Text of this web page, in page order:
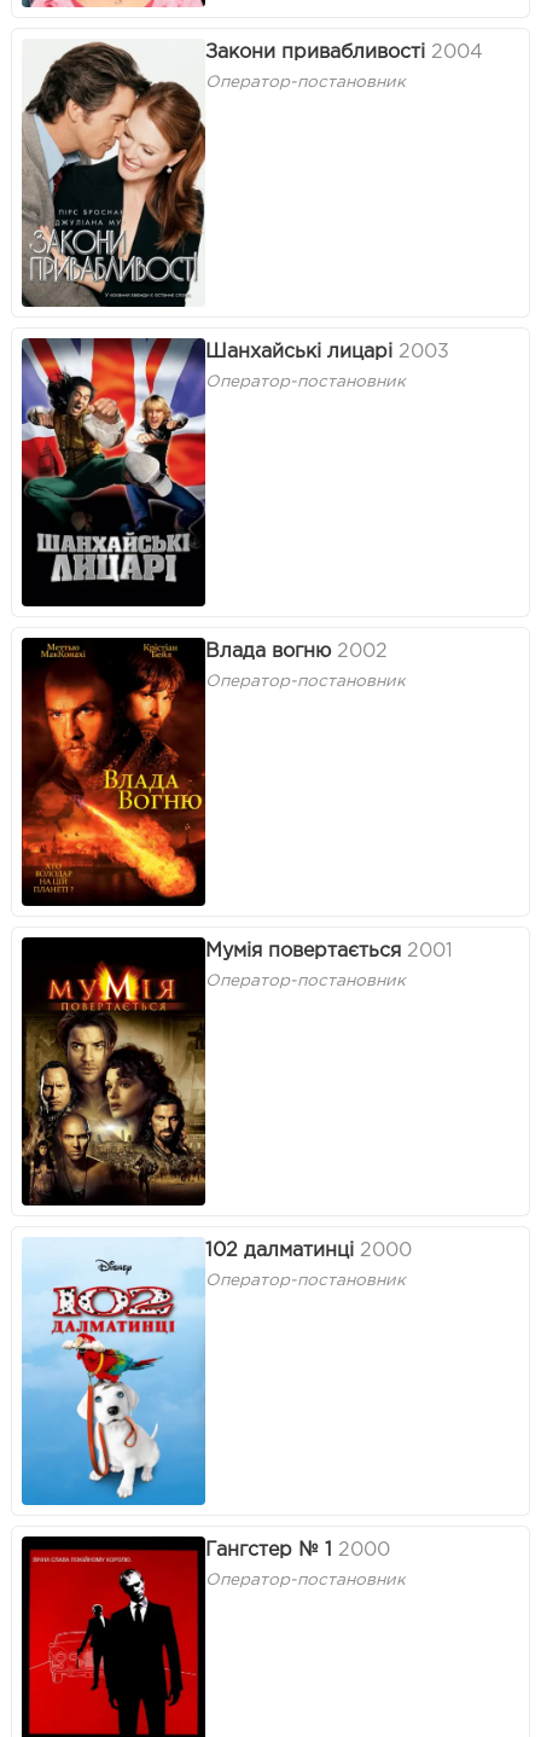
Закони привабливості 2004
Оператор-постановник
Шанхайськi лицарi 2003
Оператор-постановник
Влада вогню 2002
Оператор-постановник
Мумія повертається 2001
Оператор-постановник
102 далматинці 2000
Оператор-постановник
Гангстер № 1 2000
Оператор-постановник